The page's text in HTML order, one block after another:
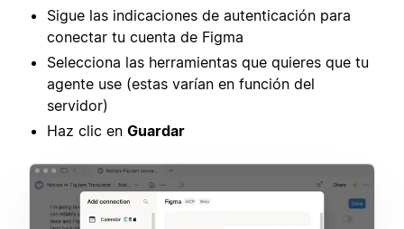
Sigue las indicaciones de autenticación para
conectar tu cuenta de Figma
Selecciona las herramientas que quieres que tu
agente use (estas varían en función del
servidor)
Haz clic en Guardar